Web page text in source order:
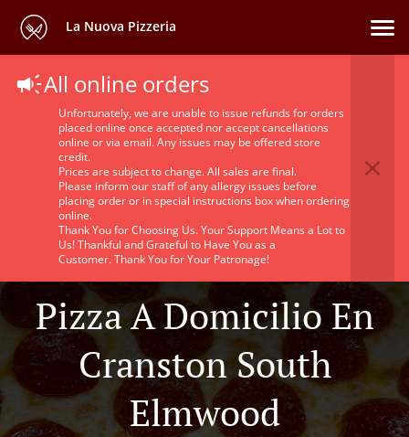
La Nuova Pizzeria
All online orders
Unfortunately, we are unable to issue refunds for orders
placed online once accepted nor accept cancellations
online or via email. Any issues may be offered store
credit.
Prices are subject to change. All sales are final.
Please inform our staff of any allergy issues before
placing order or in special instructions box when ordering
online.
Thank You for Choosing Us. Your Support Means a Lot to
Us! Thankful and Grateful to Have You as a
Customer. Thank You for Your Patronage!
Pizza A Domicilio En
Cranston South
Elmwood